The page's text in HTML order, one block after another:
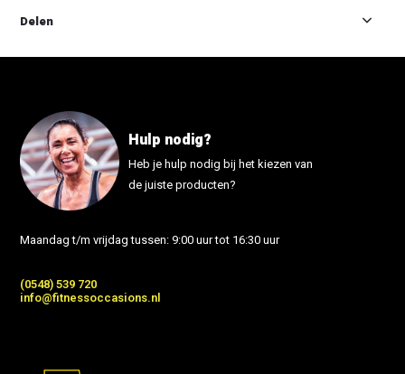
Delen
Hulp nodig?
Heb je hulp nodig bij het kiezen van
de juiste producten?
Maandag t/m vrijdag tussen: 9:00 uur tot 16:30 uur
(0548) 539 720
info@fitnessoccasions.nl